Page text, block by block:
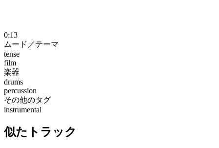
0:13
ムード／テーマ
tense
film
楽器
drums
percussion
その他のタグ
instrumental
似たトラック